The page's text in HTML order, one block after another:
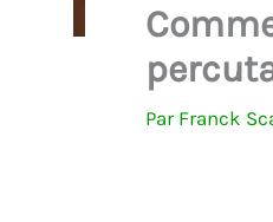
Par Franck